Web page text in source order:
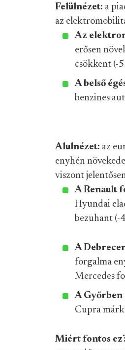
Felülnézet: a
az
Az
erősen
csökkent (-5
A belső
benzines
Alulnézet: az
enyhén
viszont
A Renault
Hyundai
bezuhant (-
A
forgalma
Mercedes
A
Cupra
Miért fontos